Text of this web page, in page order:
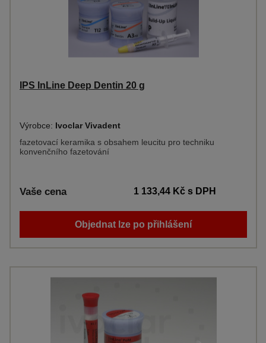
IPS InLine Deep Dentin 20 g
Výrobce: Ivoclar Vivadent
fazetovací keramika s obsahem leucitu pro techniku
konvenčního fazetování
Vaše cena 1 133,44 Kčs DPH
Objednat lze po přihlášení